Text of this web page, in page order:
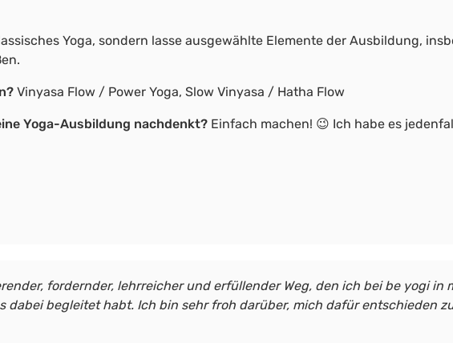
Yoga, sondern lasse ausgewählte Elemente der Ausbildung,
Vinyasa Flow / Power Yoga, Slow Vinyasa / Hatha Flow
Yoga-Ausbildung nachdenkt? Einfach machen! 😉 Ich habe es
fordernder, lehrreicher und erfüllender Weg, den ich bei be yogi in
dabei begleitet habt. Ich bin sehr froh darüber, mich dafür entschieden